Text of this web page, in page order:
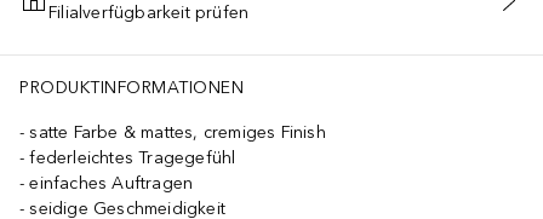
IN DEN WARENKORB
Filialverfügbarkeit prüfen
PRODUKTINFORMATIONEN
satte Farbe & mattes, cremiges Finish
federleichtes Tragegefühl
einfaches Auftragen
seidige Geschmeidigkeit